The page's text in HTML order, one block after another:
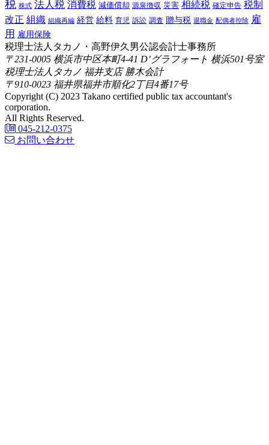
税 株式 法人税 消費税 減価償却 源泉徴収 災害 相続税 確定申告 税制
改正 組織 組織再編 経営 給料 育児 訴訟 調査 贈与税 退職金 配偶者控除 雇
用 雇用保険
税理士法人タカノ・高野伊久男公認会計士事務所
〒231-0005 横浜市中区本町4-41 D’グラフォート 横浜501号室
税理士法人タカノ 福井支店 勝木会計
〒910-0023 福井県福井市順化2丁目4番17号
Copyright (C) 2023 Takano certified public tax accountant's
corporation.
All Rights Reserved.
045-212-0375
お問い合わせ